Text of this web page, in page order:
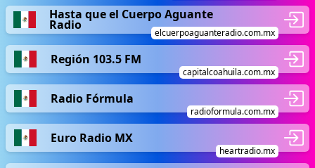
Hasta que el Cuerpo Aguante
Radio
elcuerpoaguanteradio.com.mx
Región 103.5 FM
capitalcoahuila.com.mx
Radio Fórmula
radioformula.com.mx
Euro Radio MX
heartradio.mx